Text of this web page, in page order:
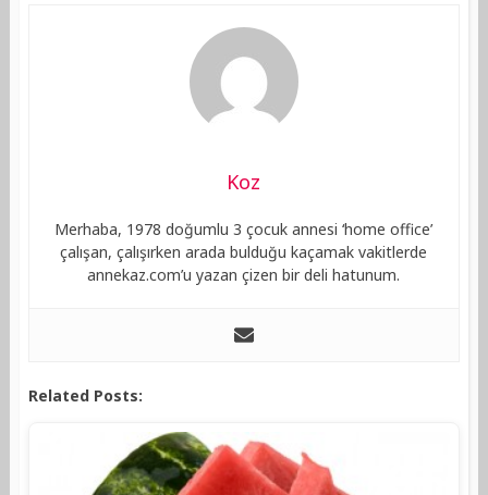
Koz
Merhaba, 1978 doğumlu 3 çocuk annesi ‘home office’
çalışan, çalışırken arada bulduğu kaçamak vakitlerde
annekaz.com’u yazan çizen bir deli hatunum.
Related Posts: